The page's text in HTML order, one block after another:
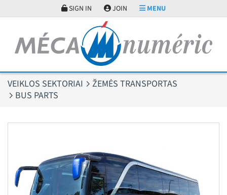
SIGN IN JOIN MENU
VEIKLOS SEKTORIAI
ŽEMĖS TRANSPORTAS
BUS PARTS
Slapukų valdymo skydelis